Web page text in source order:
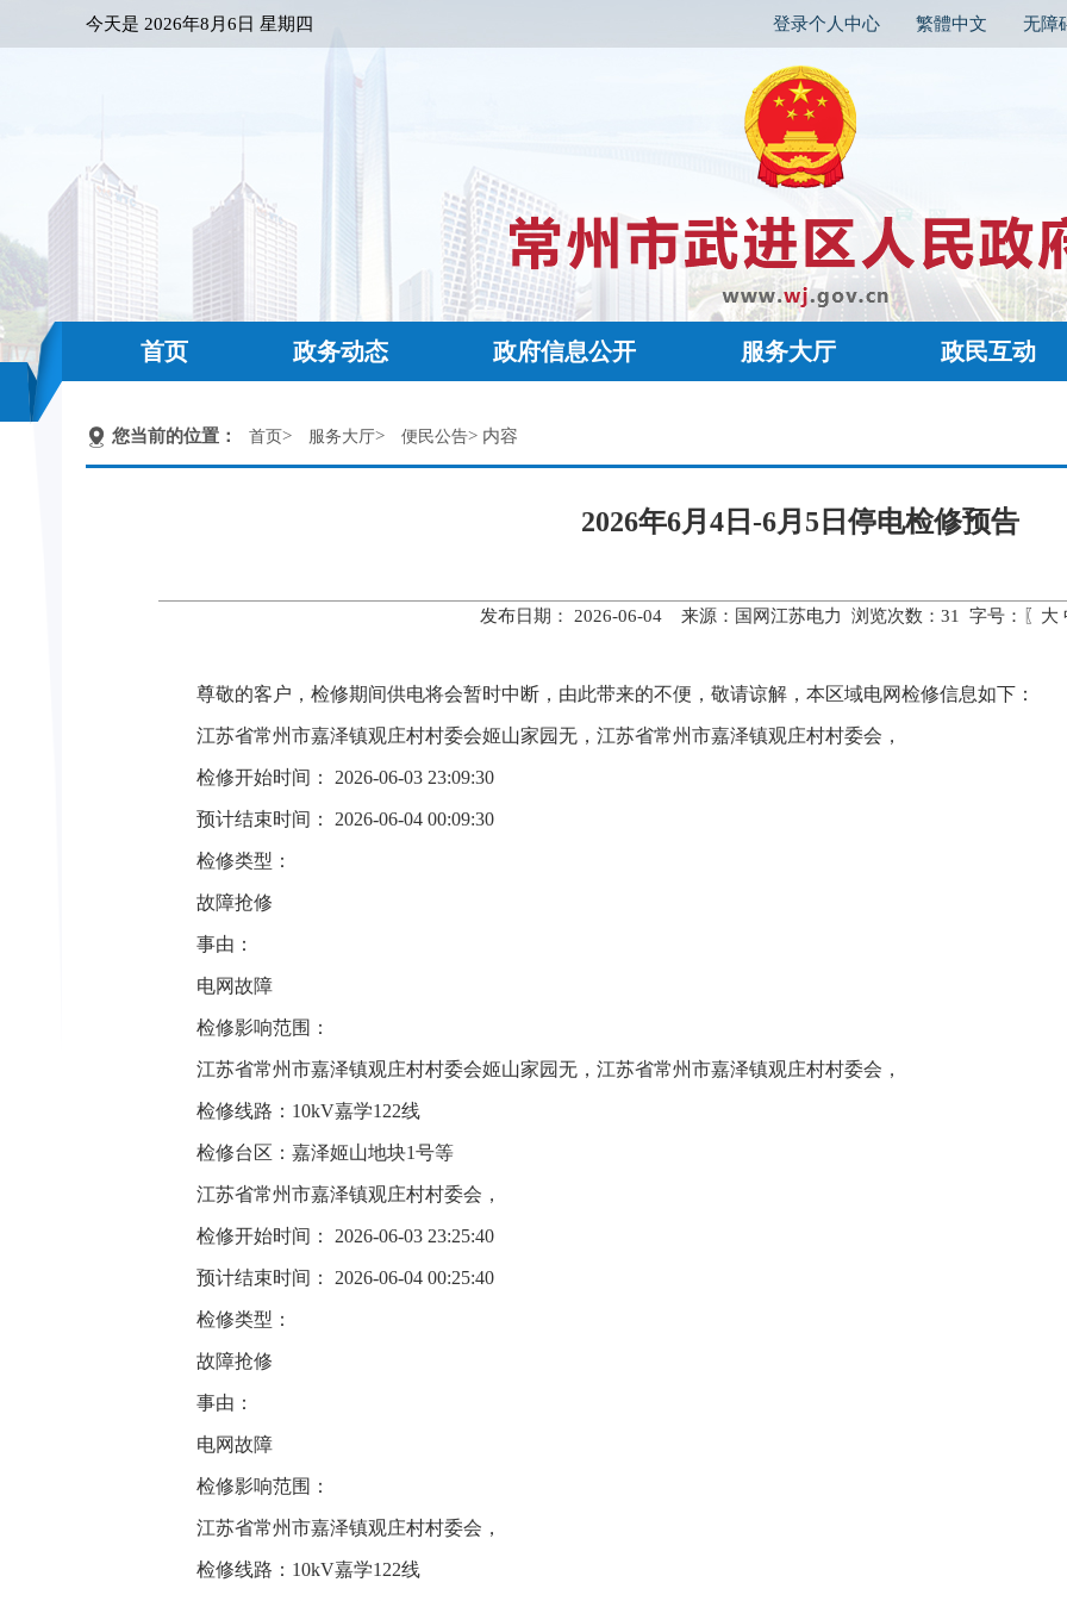
今天是 2026年8月6日 星期四 登录个人中心 繁體中文 无障
首页 政务动态 政府信息公开 服务大厅 政民互动
您当前的位置： 首页> 服务大厅> 便民公告> 内容
2026年6月4日-6月5日停电检修预告
发布日期： 2026-06-04 来源：国网江苏电力 浏览次数： 31 字号：〖 大
尊敬的客户，检修期间供电将会暂时中断，由此带来的不便，敬请谅解，本区域电网检修信息如下：
江苏省常州市嘉泽镇观庄村村委会姬山家园无，江苏省常州市嘉泽镇观庄村村委会，
检修开始时间： 2026-06-03 23:09:30
预计结束时间： 2026-06-04 00:09:30
检修类型：
故障抢修
事由：
电网故障
检修影响范围：
江苏省常州市嘉泽镇观庄村村委会姬山家园无，江苏省常州市嘉泽镇观庄村村委会，
检修线路：10kV嘉学122线
检修台区：嘉泽姬山地块1号等
江苏省常州市嘉泽镇观庄村村委会，
检修开始时间： 2026-06-03 23:25:40
预计结束时间： 2026-06-04 00:25:40
检修类型：
故障抢修
事由：
电网故障
检修影响范围：
江苏省常州市嘉泽镇观庄村村委会，
检修线路：10kV嘉学122线